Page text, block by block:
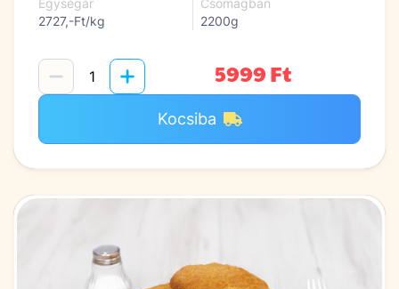
Egységár
2727,-Ft/kg
Csomagban
2200g
5999 Ft
Kocsiba